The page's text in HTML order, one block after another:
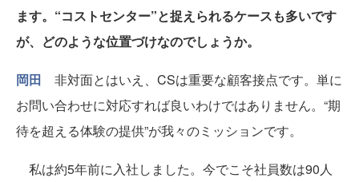
ます。“コストセンター”と捉えられるケースも多いです
が、どのような位置づけなのでしょうか。
岡田 非対面とはいえ、CSは重要な顧客接点です。単に
お問い合わせに対応すれば良いわけではありません。“期
待を超える体験の提供”が我々のミッションです。
私は約5年前に入社しました。今でこそ社員数は90人